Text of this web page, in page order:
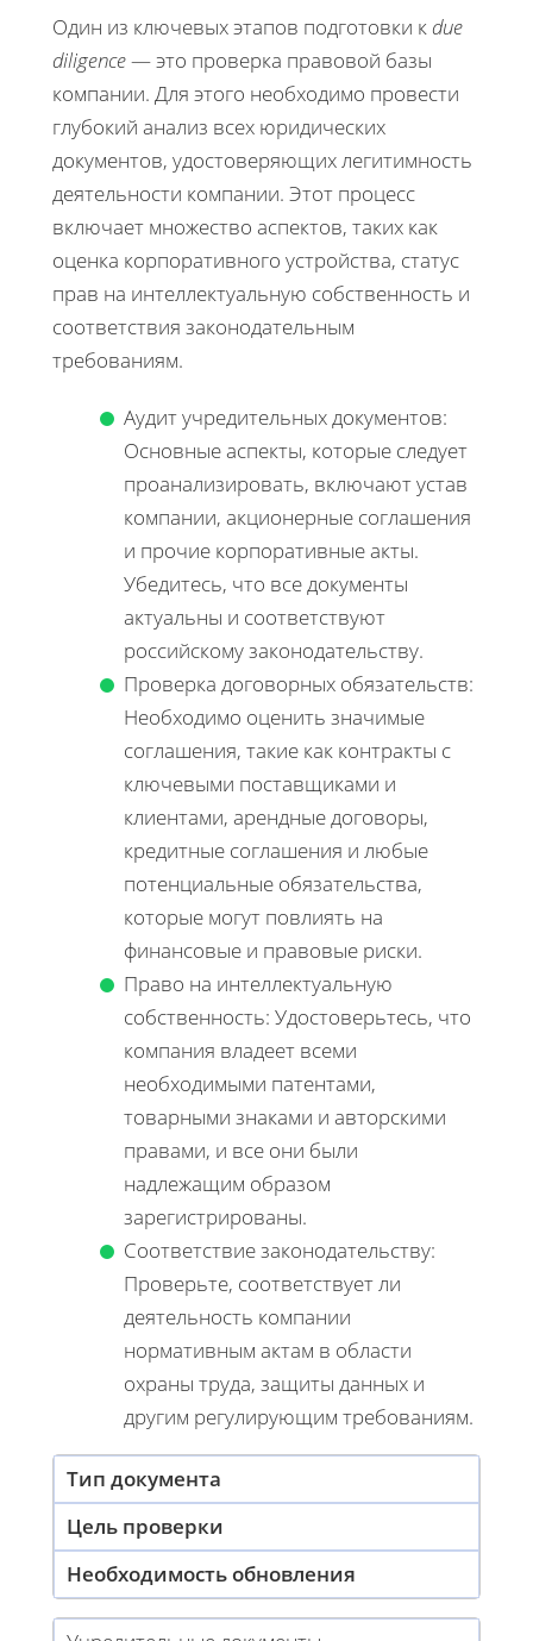
Один из ключевых этапов подготовки к due
diligence— это проверка правовой базы
компании. Для этого необходимо провести
глубокий анализ всех юридических
документов, удостоверяющих легитимность
деятельности компании. Этот процесс
включает множество аспектов, таких как
оценка корпоративного устройства, статус
прав на интеллектуальную собственность и
соответствия законодательным
требованиям.
Аудит учредительных документов:
Основные аспекты, которые следует
проанализировать, включают устав
компании, акционерные соглашения
и прочие корпоративные акты.
Убедитесь, что все документы
актуальны и соответствуют
российскому законодательству.
Проверка договорных обязательств:
Необходимо оценить значимые
соглашения, такие как контракты с
ключевыми поставщиками и
клиентами, арендные договоры,
кредитные соглашения и любые
потенциальные обязательства,
которые могут повлиять на
финансовые и правовые риски.
Право на интеллектуальную
собственность: Удостоверьтесь, что
компания владеет всеми
необходимыми патентами,
товарными знаками и авторскими
правами, и все они были
надлежащим образом
зарегистрированы.
Соответствие законодательству:
Проверьте, соответствует ли
деятельность компании
нормативным актам в области
охраны труда, защиты данных и
другим регулирующим требованиям.
Тип документа
Цель проверки
Необходимость обновления